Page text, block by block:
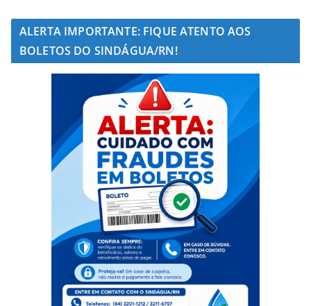
ALERTA IMPORTANTE: FIQUE ATENTO AOS
BOLETOS DO SINDÁGUA/RN!